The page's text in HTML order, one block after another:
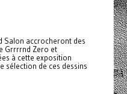
Salon accrocheront des
Grrrrnd Zero et
à cette exposition
sélection de ces dessins